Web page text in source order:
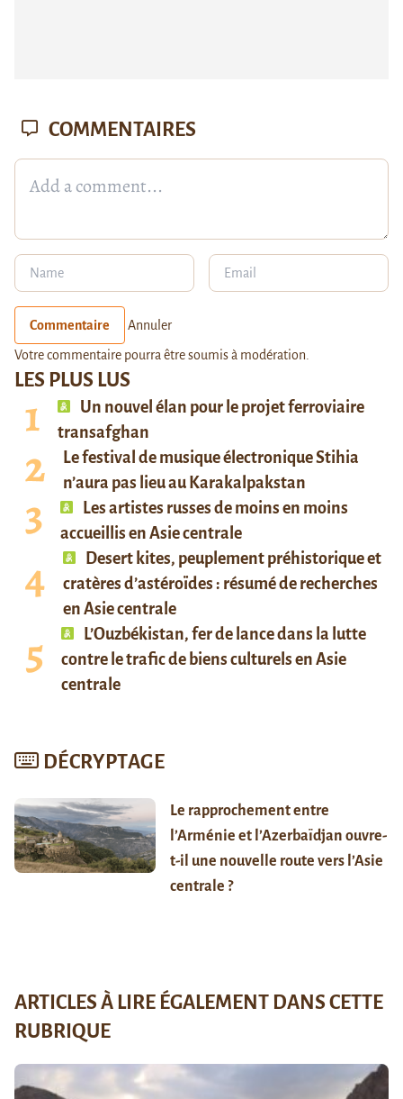
LES PLUS LUS
Un nouvel élan pour le projet ferroviaire
transafghan
Le festival de musique électronique Stihia
n’aura pas lieu au Karakalpakstan
Les artistes russes de moins en moins
accueillis en Asie centrale
Desert kites, peuplement préhistorique et
cratères d’astéroïdes : résumé de recherches
en Asie centrale
L’Ouzbékistan, fer de lance dans la lutte
contre le trafic de biens culturels en Asie
centrale
DÉCRYPTAGE
Le rapprochement entre
l’Arménie et l’Azerbaïdjan ouvre-
t-il une nouvelle route vers l’Asie
centrale ?
COMMENTAIRES
Commentaire Annuler
Votre commentaire pourra être soumis à modération.
ARTICLES À LIRE ÉGALEMENT DANS CETTE
RUBRIQUE